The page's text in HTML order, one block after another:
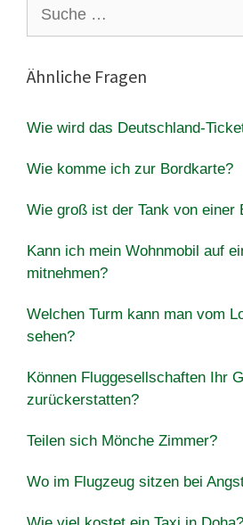
nach:
Ähnliche Fragen
Wie wird das Deutschland-
Wie komme ich zur Bordkarte?
Wie groß ist der Tank von einer
Kann ich mein Wohnmobil auf
mitnehmen?
Welchen Turm kann man vom
sehen?
Können Fluggesellschaften Ihr
zurückerstatten?
Teilen sich Mönche Zimmer?
Wo im Flugzeug sitzen bei